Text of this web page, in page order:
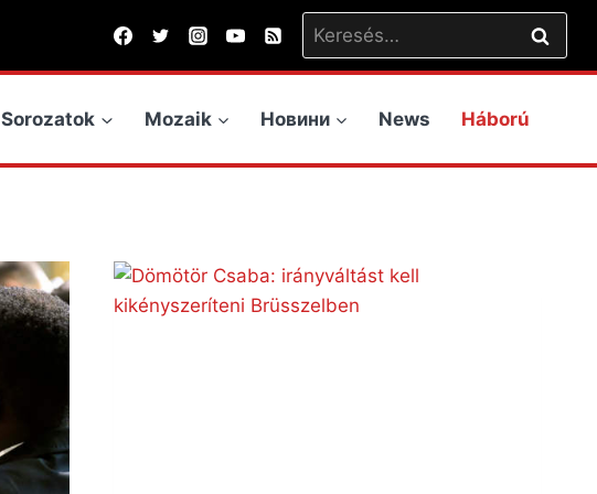
Keresés:
Sorozatok Mozaik Новини News Háború